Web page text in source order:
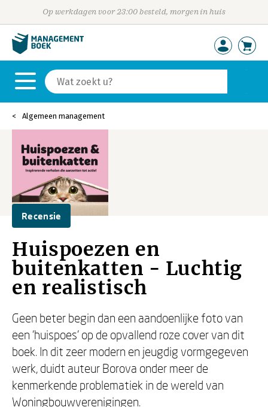
Op werkdagen voor 23:00 besteld, morgen in huis
Algemeen management
Recensie
Huispoezen en
buitenkatten - Luchtig
en realistisch
Geen beter begin dan een aandoenlijke foto van
een ‘huispoes’ op de opvallend roze cover van dit
boek. In dit zeer modern en jeugdig vormgegeven
werk, duidt auteur Borova onder meer de
kenmerkende problematiek in de wereld van
Woningbouwverenigingen.